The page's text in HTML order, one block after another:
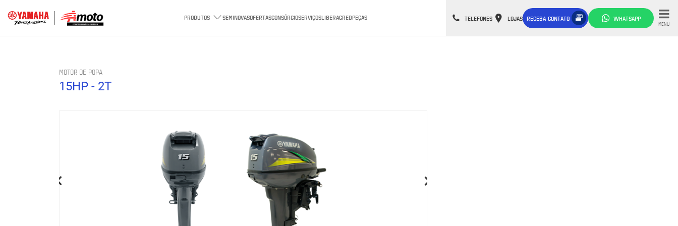
PRODUTOS SEMINOVASOFERTASCONSÓRCIOSERVIÇOSLIBERACREDPEÇAS TELEFONES LOJAS RECEBA CONTATO WHATSAPP
MENU
MOTOR DE POPA
15HP - 2T